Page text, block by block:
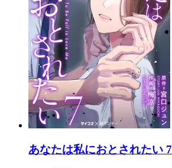
あなたは私におとされたい 7